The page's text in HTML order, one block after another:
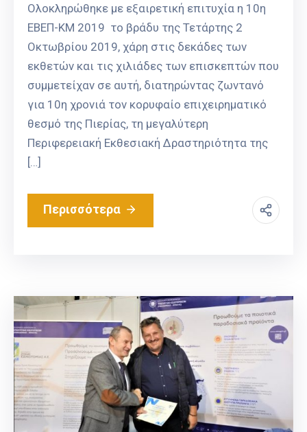
Ολοκληρώθηκε με εξαιρετική επιτυχία η 10η
ΕΒΕΠ-ΚΜ 2019 το βράδυ της Τετάρτης 2
Οκτωβρίου 2019, χάρη στις δεκάδες των
εκθετών και τις χιλιάδες των επισκεπτών που
συμμετείχαν σε αυτή, διατηρώντας ζωντανό
για 10η χρονιά τον κορυφαίο επιχειρηματικό
θεσμό της Πιερίας, τη μεγαλύτερη
Περιφερειακή Εκθεσιακή Δραστηριότητα της
[…]
Περισσότερα